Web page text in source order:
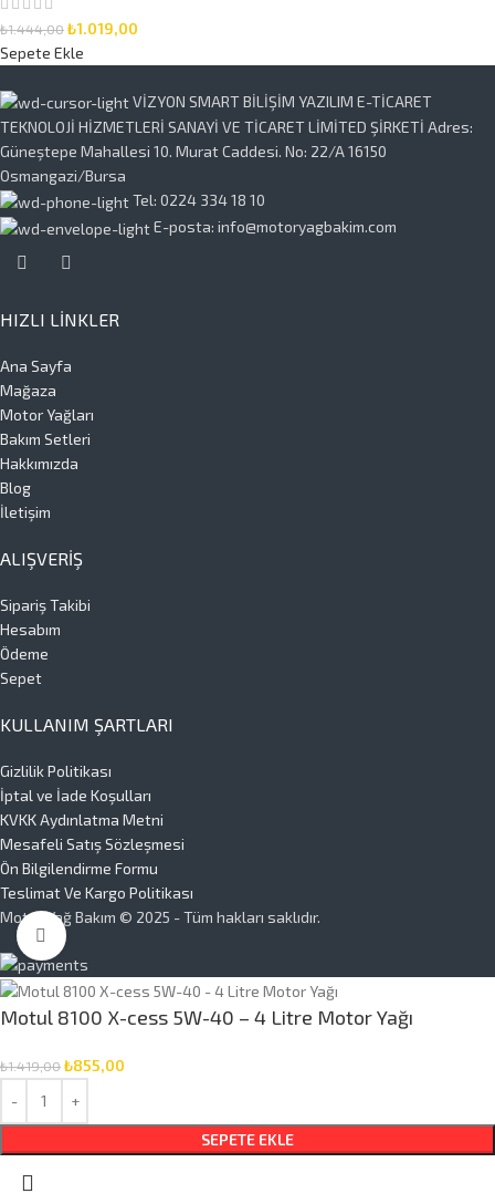
Büyütmek için tıklayın
₺1.444,00₺1.019,00
Sepete Ekle
VİZYON SMART BİLİŞİM YAZILIM E-TİCARET
TEKNOLOJİ HİZMETLERİ SANAYİ VE TİCARET LİMİTED ŞİRKETİ Adres:
Güneştepe Mahallesi 10. Murat Caddesi. No: 22/A 16150
Osmangazi/Bursa
Tel: 0224 334 18 10
E-posta: info@motoryagbakim.com
HIZLI LINKLER
Ana Sayfa
Mağaza
Motor Yağları
Bakım Setleri
Hakkımızda
Blog
İletişim
ALIŞVERIŞ
Sipariş Takibi
Hesabım
Ödeme
Sepet
KULLANIM ŞARTLARI
Gizlilik Politikası
İptal ve İade Koşulları
KVKK Aydınlatma Metni
Mesafeli Satış Sözleşmesi
Ön Bilgilendirme Formu
Teslimat Ve Kargo Politikası
Motor Yağ Bakım © 2025 - Tüm hakları saklıdır.
Motul 8100 X-cess 5W-40 – 4 Litre Motor Yağı
₺1.419,00₺855,00
SEPETE EKLE